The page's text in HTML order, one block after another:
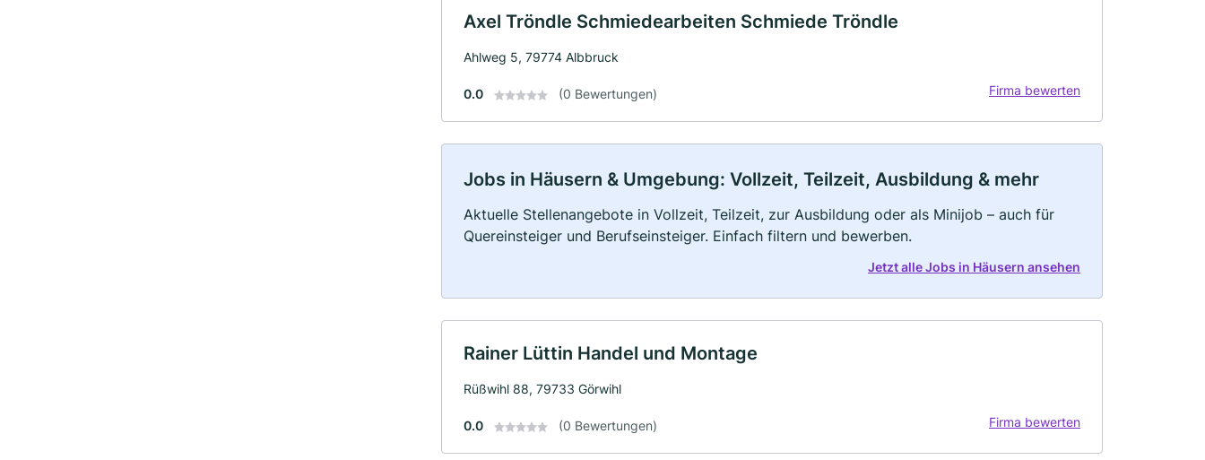
Axel Tröndle Schmiedearbeiten Schmiede Tröndle
Ahlweg 5, 79774 Albbruck
0.0 (0 Bewertungen) Firma bewerten
Jobs in Häusern & Umgebung: Vollzeit, Teilzeit, Ausbildung & mehr
Aktuelle Stellenangebote in Vollzeit, Teilzeit, zur Ausbildung oder als Minijob – auch für
Quereinsteiger und Berufseinsteiger. Einfach filtern und bewerben.
Jetzt alle Jobs in Häusern ansehen
Rainer Lüttin Handel und Montage
Rüßwihl 88, 79733 Görwihl
0.0 (0 Bewertungen) Firma bewerten